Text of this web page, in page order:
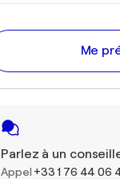
Me
Parlez à un
Appel +33 1 76 44 06